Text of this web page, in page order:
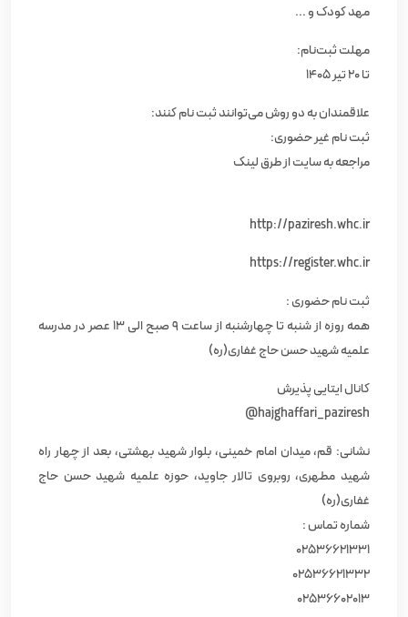
مهد کودک و ...
مهلت ثبت‌نام:
تا ٢۰ تیر ۱۴۰۵
علاقمندان به دو روش می‌توانند ثبت نام کنند:
ثبت نام غیر حضوری:
مراجعه به سایت از طرق لینک
http://paziresh.whc.ir
https://register.whc.ir
ثبت نام حضوری :
همه روزه از شنبه تا چهارشنبه از ساعت ٩ صبح الی ۱۳ عصر در مدرسه
علمیه شهید حسن حاج غفاری(ره)
کانال ایتایی پذیرش
hajghaffari_paziresh@
نشانی: قم، میدان امام خمینی، بلوار شهید بهشتی، بعد از چهار راه
شهید مطهری، روبروی تالار جاوید، حوزه علمیه‌ شهید حسن حاج
غفاری(ره)
شماره تماس :
۰۲۵۳۶۶۲۱۳۳۱
۰۲۵۳۶۶۲۱۳۳۲
۰۲۵۳۶۶۰۲۰۱۳